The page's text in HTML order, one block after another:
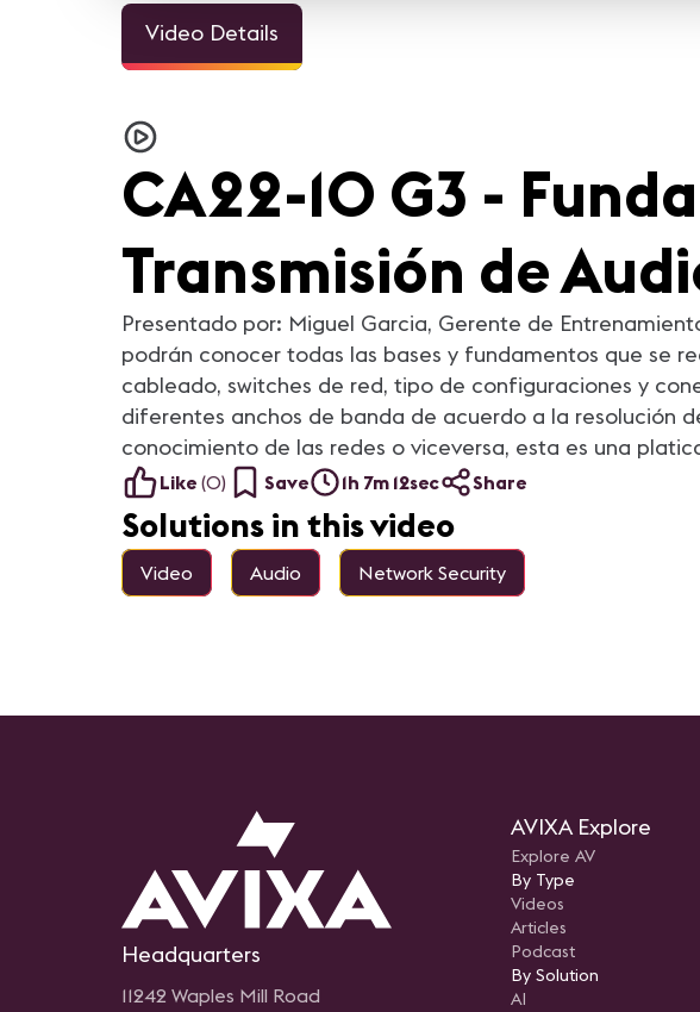
Video Details
CA22-10 G3 -
Transmisión de
Presentado por: Miguel Garcia, Gerente de
podrán conocer todas las bases y fundamentos que se
cableado, switches de red, tipo de configuraciones y
diferentes anchos de banda de acuerdo a la resolución
conocimiento de las redes o viceversa, esta es una
Like (0) Save 1h 7m 12sec Share
Solutions in this video
Video Audio Network Security
Headquarters
11242 Waples Mill Road
AVIXA Explore
Explore AV
By Type
Videos
Articles
Podcast
By Solution
AI